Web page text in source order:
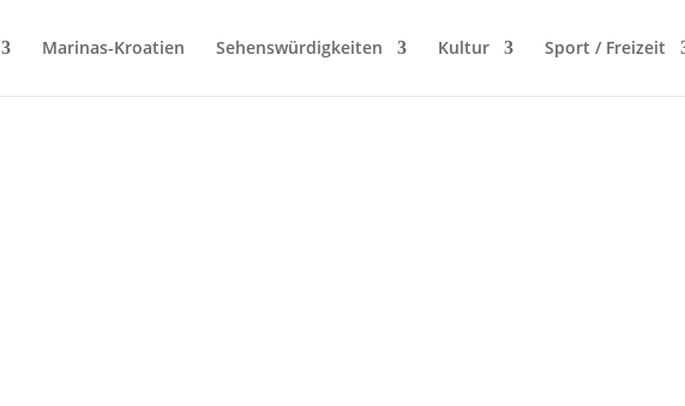
Marinas-Kroatien Sehenswürdigkeiten Kultur Sport / Freizeit